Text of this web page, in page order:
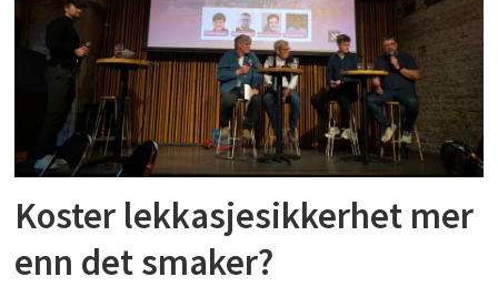
Koster lekkasjesikkerhet mer
enn det smaker?